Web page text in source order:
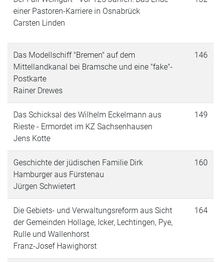
einer Pastoren-Karriere in Osnabrück
Carsten Linden
Das Modellschiff "Bremen" auf dem
Mittellandkanal bei Bramsche und eine "fake"-
Postkarte
Rainer Drewes
146
Das Schicksal des Wilhelm Eckelmann aus
Rieste - Ermordet im KZ Sachsenhausen
Jens Kotte
149
Geschichte der jüdischen Familie Dirk
Hamburger aus Fürstenau
Jürgen Schwietert
160
Die Gebiets- und Verwaltungsreform aus Sicht
der Gemeinden Hollage, Icker, Lechtingen, Pye,
Rulle und Wallenhorst
Franz-Josef Hawighorst
164